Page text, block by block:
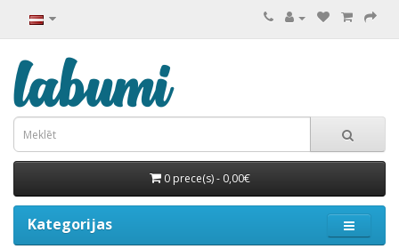
0 prece(s) - 0,00€
Kategorijas